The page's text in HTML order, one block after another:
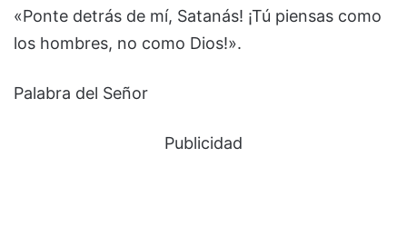
«Ponte detrás de mí, Satanás! ¡Tú piensas como
los hombres, no como Dios!».
Palabra del Señor
Publicidad